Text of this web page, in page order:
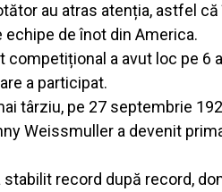
au atras atenția, astfel
de înot din America.
competițional a avut loc pe
a participat.
târziu, pe 27 septembrie
Weissmuller a devenit
record după record,